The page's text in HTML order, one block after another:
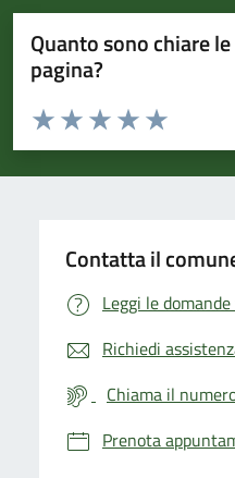
Quanto sono chiare
pagina?
Valuta da 1 a 5 stelle la pagina
Valuta 5
Valuta 4 stelle
Valuta 3 stelle su 5
Valuta 2 stelle su 5
Valuta 1 stelle su 5
Contatta il
Leggi le
Richiedi
Chiama il
Prenota